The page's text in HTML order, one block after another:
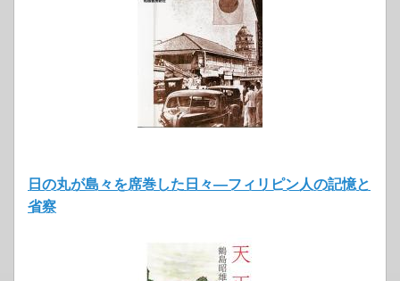
日の丸が島々を席巻した日々―フィリピン人の記憶と
省察